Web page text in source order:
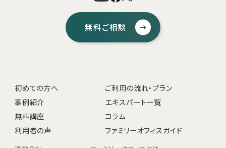
無料ご相談
初めての方へ
ご利用の流れ・プラン
事例紹介
エキスパート一覧
無料講座
コラム
利用者の声
ファミリーオフィスガイド